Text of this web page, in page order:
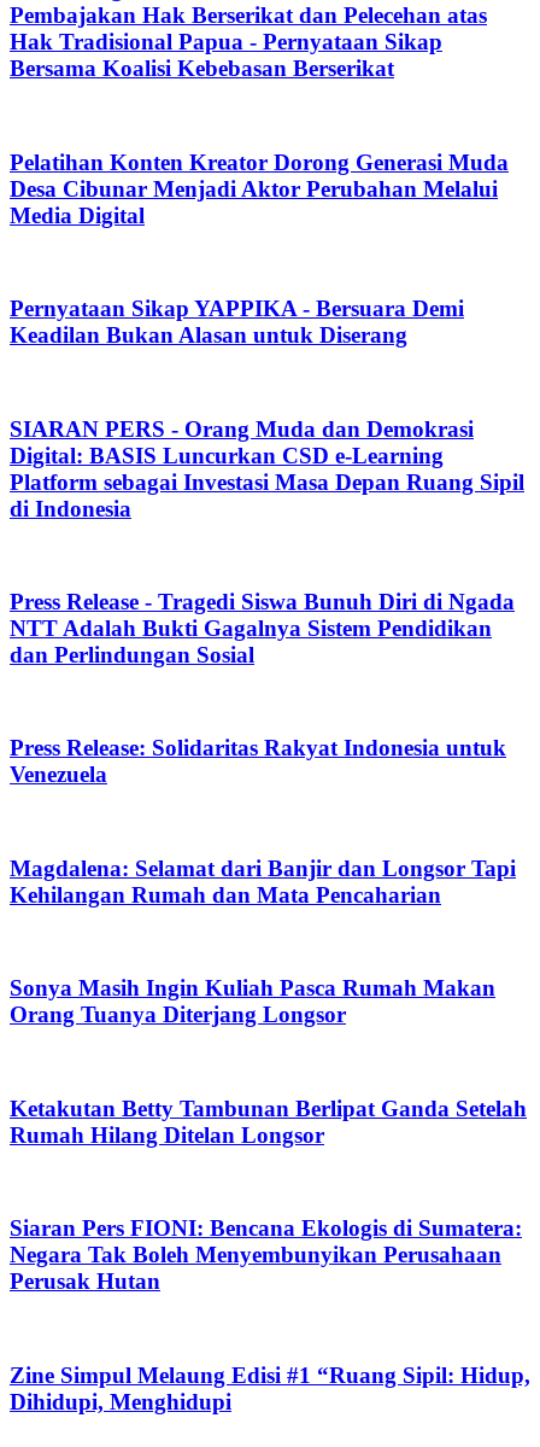
Pembajakan Hak Berserikat dan Pelecehan atas
Hak Tradisional Papua - Pernyataan Sikap
Bersama Koalisi Kebebasan Berserikat
Pelatihan Konten Kreator Dorong Generasi Muda
Desa Cibunar Menjadi Aktor Perubahan Melalui
Media Digital
Pernyataan Sikap YAPPIKA - Bersuara Demi
Keadilan Bukan Alasan untuk Diserang
SIARAN PERS - Orang Muda dan Demokrasi
Digital: BASIS Luncurkan CSD e-Learning
Platform sebagai Investasi Masa Depan Ruang Sipil
di Indonesia
Press Release - Tragedi Siswa Bunuh Diri di Ngada
NTT Adalah Bukti Gagalnya Sistem Pendidikan
dan Perlindungan Sosial
Press Release: Solidaritas Rakyat Indonesia untuk
Venezuela
Magdalena: Selamat dari Banjir dan Longsor Tapi
Kehilangan Rumah dan Mata Pencaharian
Sonya Masih Ingin Kuliah Pasca Rumah Makan
Orang Tuanya Diterjang Longsor
Ketakutan Betty Tambunan Berlipat Ganda Setelah
Rumah Hilang Ditelan Longsor
Siaran Pers FIONI: Bencana Ekologis di Sumatera:
Negara Tak Boleh Menyembunyikan Perusahaan
Perusak Hutan
Zine Simpul Melaung Edisi #1 “Ruang Sipil: Hidup,
Dihidupi, Menghidupi